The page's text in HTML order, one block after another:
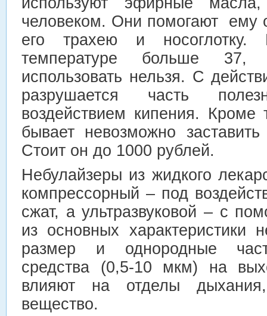
человеком. Они помогают ему
его трахею и
температуре больше 37,
использовать нельзя. С
разрушается часть
воздействием кипения. Кроме
бывает невозможно
Стоит он до 1000 рублей.
Небулайзеры из жидкого
компрессорный – под
сжат, а ультразвуковой – с
из основных характеристики
размер и однородные
средства (0,5-10 мкм) на
влияют на отделы
вещество.